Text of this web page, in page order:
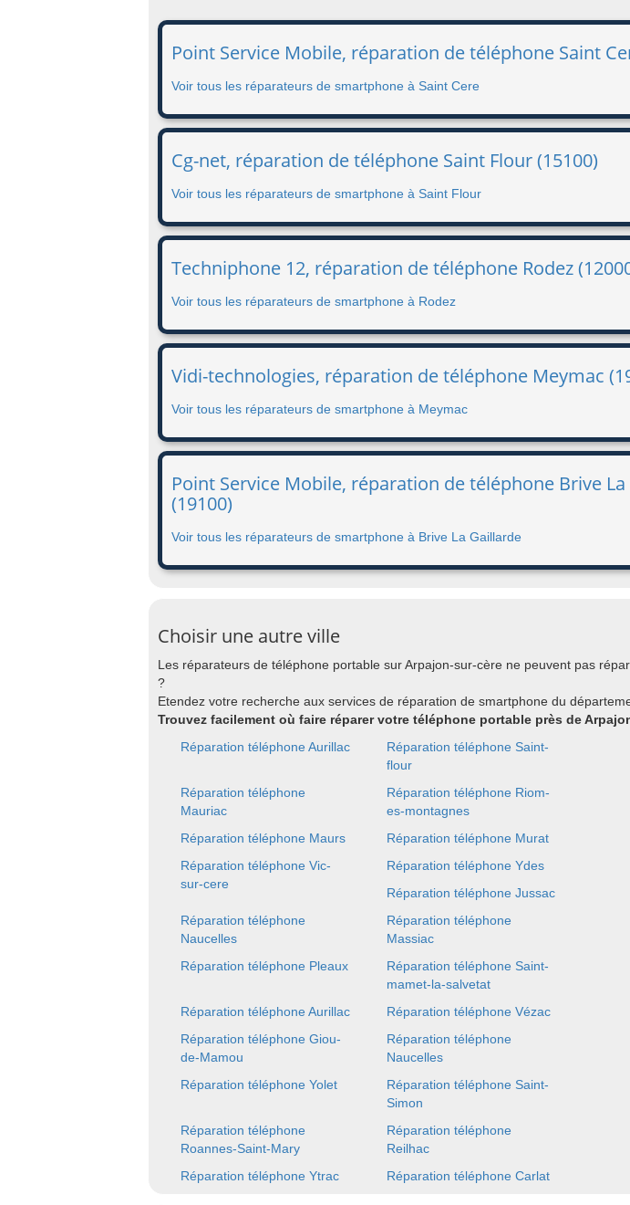
Point Service Mobile, réparation de téléphone Saint
Voir tous les réparateurs de smartphone à Saint Cere
Cg-net, réparation de téléphone Saint Flour (15100)
Voir tous les réparateurs de smartphone à Saint Flour
Techniphone 12, réparation de téléphone Rodez
Voir tous les réparateurs de smartphone à Rodez
Vidi-technologies, réparation de téléphone Meymac
Voir tous les réparateurs de smartphone à Meymac
Point Service Mobile, réparation de téléphone Brive
(19100)
Voir tous les réparateurs de smartphone à Brive La Gaillarde
Choisir une autre ville
Les réparateurs de téléphone portable sur Arpajon-sur-cère ne peuvent pas
?
Etendez votre recherche aux services de réparation de smartphone du
Trouvez facilement où faire réparer votre téléphone portable près de
Réparation téléphone Aurillac
Réparation téléphone Saint-
flour
Réparation téléphone
Mauriac
Réparation téléphone Riom-
es-montagnes
Réparation téléphone Maurs
Réparation téléphone Murat
Réparation téléphone Vic-
sur-cere
Réparation téléphone Ydes
Réparation téléphone Jussac
Réparation téléphone
Naucelles
Réparation téléphone
Massiac
Réparation téléphone Pleaux
Réparation téléphone Saint-
mamet-la-salvetat
Réparation téléphone Aurillac
Réparation téléphone Vézac
Réparation téléphone Giou-
de-Mamou
Réparation téléphone
Naucelles
Réparation téléphone Yolet
Réparation téléphone Saint-
Simon
Réparation téléphone
Roannes-Saint-Mary
Réparation téléphone
Reilhac
Réparation téléphone Ytrac
Réparation téléphone Carlat